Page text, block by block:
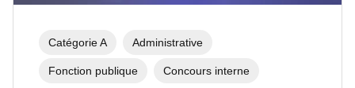
Catégorie A Administrative
Fonction publique Concours interne